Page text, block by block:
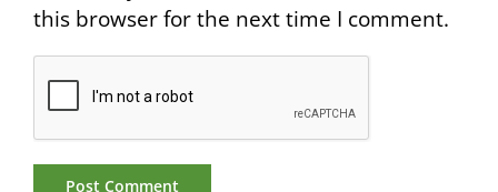
this browser for the next time I comment.